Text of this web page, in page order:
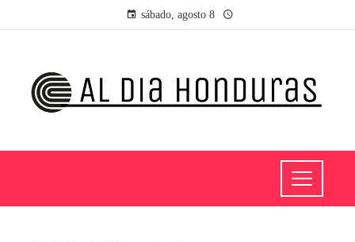
sábado, agosto 8